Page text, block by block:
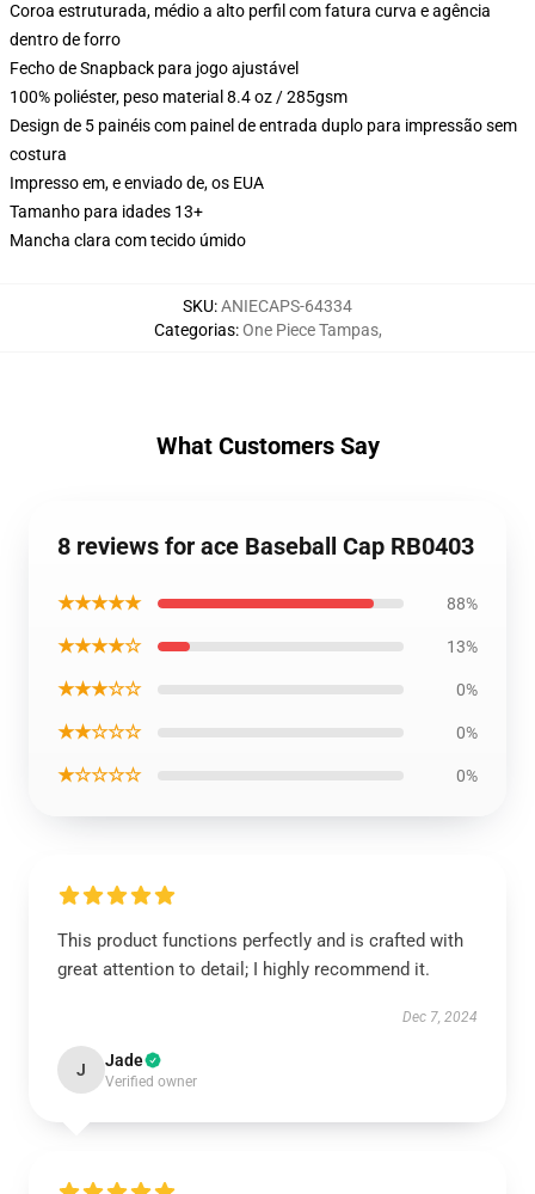
Coroa estruturada, médio a alto perfil com fatura curva e agência
dentro de forro
Fecho de Snapback para jogo ajustável
100% poliéster, peso material 8.4 oz / 285gsm
Design de 5 painéis com painel de entrada duplo para impressão sem
costura
Impresso em, e enviado de, os EUA
Tamanho para idades 13+
Mancha clara com tecido úmido
SKU:ANIECAPS-64334
Categorias:One Piece Tampas,
What Customers Say
8 reviews for ace Baseball Cap RB0403
★★★★★ 88%
★★★★☆ 13%
★★★☆☆ 0%
★★☆☆☆ 0%
★☆☆☆☆ 0%
This product functions perfectly and is crafted with
great attention to detail; I highly recommend it.
Dec 7, 2024
J Jade
Verified owner